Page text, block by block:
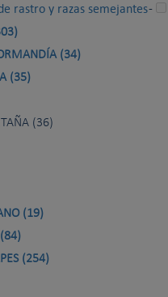
rastro y razas semejantes-
(34)
(35)
(36)
(19)
(254)